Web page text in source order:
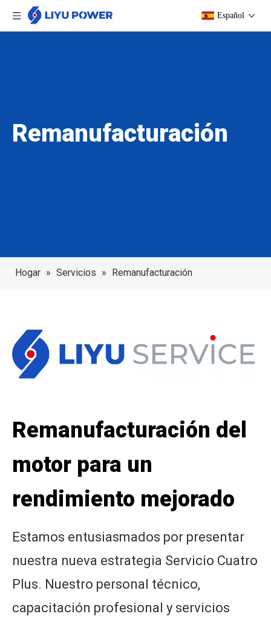
Español
Remanufacturación
Hogar » Servicios » Remanufacturación
Remanufacturación del
motor para un
rendimiento mejorado
Estamos entusiasmados por presentar
nuestra nueva estrategia Servicio Cuatro
Plus. Nuestro personal técnico,
capacitación profesional y servicios